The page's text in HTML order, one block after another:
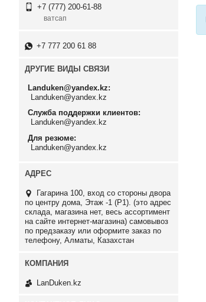
+7 (777) 200-61-88
ватсап
+7 777 200 61 88
ДРУГИЕ ВИДЫ СВЯЗИ
Landuken@yandex.kz
Landuken@yandex.kz
Служба поддержки клиентов
Landuken@yandex.kz
Для резюме
Landuken@yandex.kz
Гагарина 100, вход со стороны двора
по центру дома, Этаж -1 (P1). (это адрес
склада, магазина нет, весь ассортимент
на сайте интернет-магазина) самовывоз
по предзаказу или оформите заказ по
телефону, Алматы, Казахстан
LanDuken.kz